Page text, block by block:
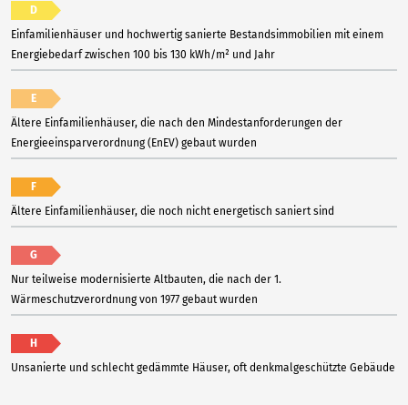
D
Einfamilienhäuser und hochwertig sanierte Bestandsimmobilien mit einem
Energiebedarf zwischen 100 bis 130 kWh/m² und Jahr
E
Ältere Einfamilienhäuser, die nach den Mindestanforderungen der
Energieeinsparverordnung (EnEV) gebaut wurden
F
Ältere Einfamilienhäuser, die noch nicht energetisch saniert sind
G
Nur teilweise modernisierte Altbauten, die nach der 1.
Wärmeschutzverordnung von 1977 gebaut wurden
H
Unsanierte und schlecht gedämmte Häuser, oft denkmalgeschützte Gebäude